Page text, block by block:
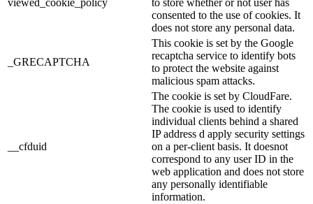
viewed_cookie_policy
to store whether or not user has
consented to the use of cookies. It
does not store any personal data.
_GRECAPTCHA
This cookie is set by the Google
recaptcha service to identify bots
to protect the website against
malicious spam attacks.
__cfduid
The cookie is set by CloudFare.
The cookie is used to identify
individual clients behind a shared
IP address d apply security settings
on a per-client basis. It doesnot
correspond to any user ID in the
web application and does not store
any personally identifiable
information.